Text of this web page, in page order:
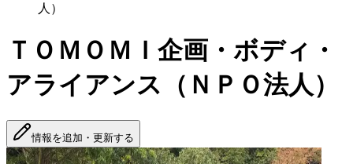
人）
ＴＯＭＯＭＩ企画・ボディ・
アライアンス（ＮＰＯ法人）
情報を追加・更新する